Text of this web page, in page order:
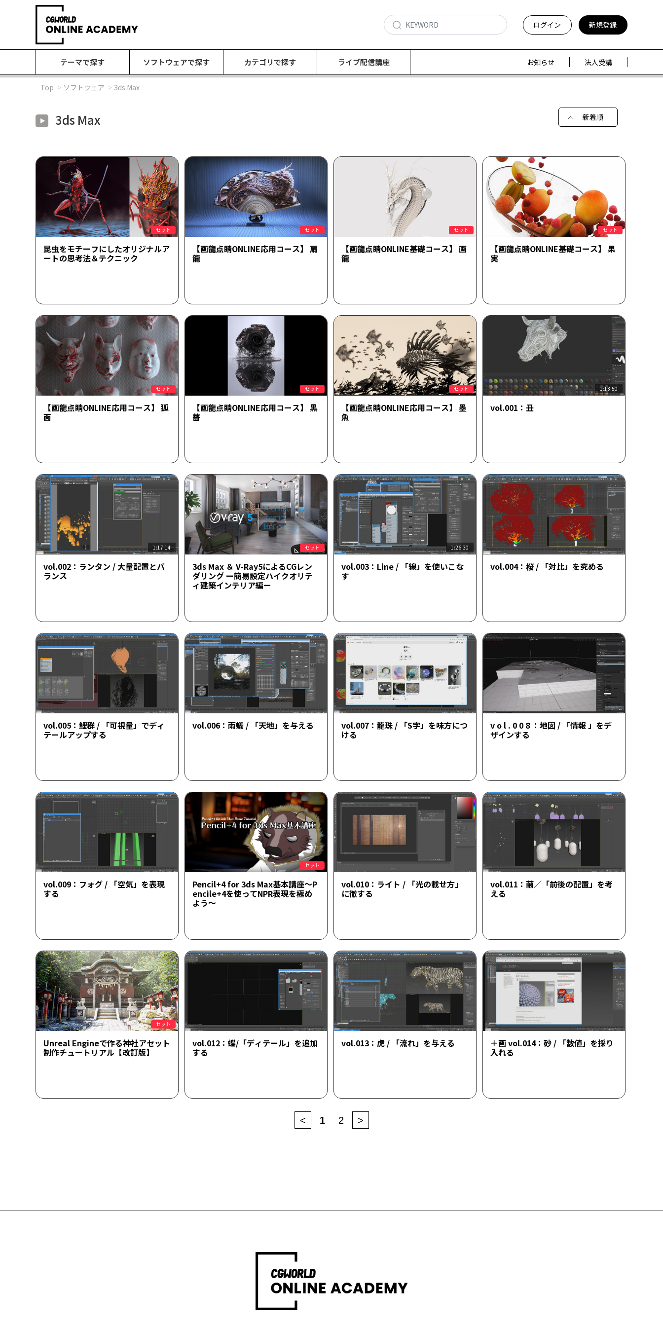
ログイン 新規登録
テーマで探す ソフトウェアで探す カテゴリで探す ライブ配信講座 お知らせ 法人受講
Top ソフトウェア 3ds Max
3ds Max 新着順
セット
昆虫をモチーフにしたオリジナルア
ートの思考法＆テクニック
セット
【画龍点睛ONLINE応用コース】 扇
龍
セット
【画龍点睛ONLINE基礎コース】 画
龍
セット
【画龍点睛ONLINE基礎コース】 果
実
セット
【画龍点睛ONLINE応用コース】 狐
面
セット
【画龍点睛ONLINE応用コース】 黒
薔
セット
【画龍点睛ONLINE応用コース】 墨
魚
1:13:50
vol.001：丑
1:17:14
vol.002：ランタン / 大量配置とバ
ランス
セット
3ds Max ＆ V-Ray5によるCGレン
ダリング ー簡易設定ハイクオリテ
ィ建築インテリア編ー
1:26:30
vol.003：Line / 「線」を使いこな
す
vol.004：桜 / 「対比」を究める
vol.005：鯉群 / 「可視量」でディ
テールアップする
vol.006：雨蟻 / 「天地」を与える vol.007：龍珠 / 「S字」を味方につ
ける
v o l . 0 0 8 ：地図 / 「情報 」をデ
ザインする
vol.009：フォグ / 「空気」を表現
する
セット
Pencil+4 for 3ds Max基本講座～P
encile+4を使ってNPR表現を極め
よう～
vol.010：ライト / 「光の載せ方」
に徹する
vol.011：繭／「前後の配置」を考
える
セット
Unreal Engineで作る神社アセット
制作チュートリアル【改訂版】
vol.012：蝶/「ディテール」を追加
する
vol.013：虎 / 「流れ」を与える ＋画 vol.014：砂 / 「数値」を採り
入れる
< 1 2 >